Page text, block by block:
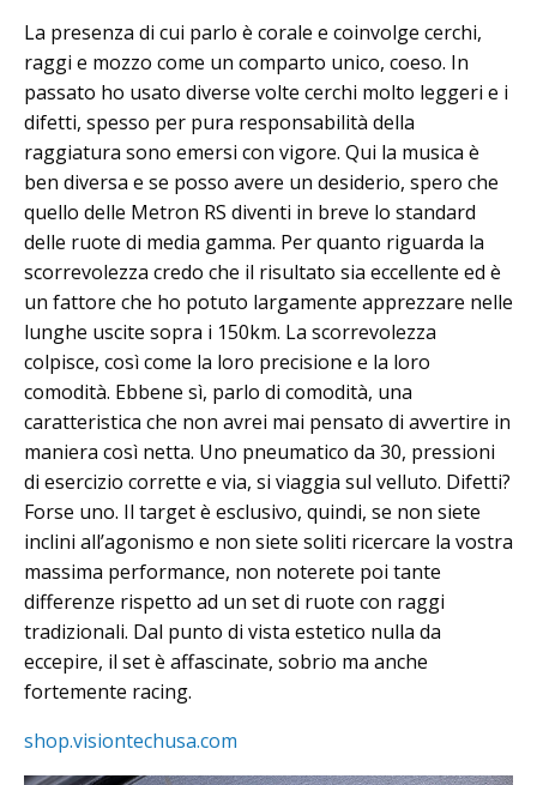
La presenza di cui parlo è corale e coinvolge cerchi,
raggi e mozzo come un comparto unico, coeso. In
passato ho usato diverse volte cerchi molto leggeri e i
difetti, spesso per pura responsabilità della
raggiatura sono emersi con vigore. Qui la musica è
ben diversa e se posso avere un desiderio, spero che
quello delle Metron RS diventi in breve lo standard
delle ruote di media gamma. Per quanto riguarda la
scorrevolezza credo che il risultato sia eccellente ed è
un fattore che ho potuto largamente apprezzare nelle
lunghe uscite sopra i 150km. La scorrevolezza
colpisce, così come la loro precisione e la loro
comodità. Ebbene sì, parlo di comodità, una
caratteristica che non avrei mai pensato di avvertire in
maniera così netta. Uno pneumatico da 30, pressioni
di esercizio corrette e via, si viaggia sul velluto. Difetti?
Forse uno. Il target è esclusivo, quindi, se non siete
inclini all’agonismo e non siete soliti ricercare la vostra
massima performance, non noterete poi tante
differenze rispetto ad un set di ruote con raggi
tradizionali. Dal punto di vista estetico nulla da
eccepire, il set è affascinate, sobrio ma anche
fortemente racing.
shop.visiontechusa.com